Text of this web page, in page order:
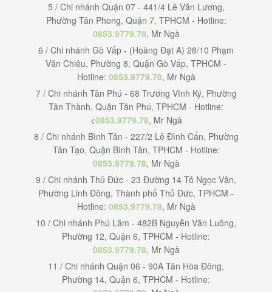
5 / Chi nhánh Quận 07 - 441/4 Lê Văn Lương,
Phường Tân Phong, Quận 7, TPHCM - Hotline:
0853.9779.78, Mr Ngà
6 / Chi nhánh Gò Vấp - (Hoàng Đạt A) 28/10 Phạm
Văn Chiêu, Phường 8, Quận Gò Vấp, TPHCM -
Hotline: 0853.9779.78, Mr Ngà
7 / Chi nhánh Tân Phú - 68 Trương Vĩnh Ký, Phường
Tân Thành, Quận Tân Phú, TPHCM - Hotline:
<0853.9779.78, Mr Ngà
8 / Chi nhánh Bình Tân - 227/2 Lê Đình Cẩn, Phường
Tân Tạo, Quận Bình Tân, TPHCM - Hotline:
0853.9779.78, Mr Ngà
9 / Chi nhánh Thủ Đức - 23 Đường 14 Tô Ngọc Vân,
Phường Linh Đông, Thành phố Thủ Đức, TPHCM -
Hotline: 0853.9779.78, Mr Ngà
10 / Chi nhánh Phú Lâm - 482B Nguyễn Văn Luông,
Phường 12, Quận 6, TPHCM - Hotline:
0853.9779.78, Mr Ngà
11 / Chi nhánh Quận 06 - 90A Tân Hòa Đông,
Phường 14, Quận 6, TPHCM - Hotline: